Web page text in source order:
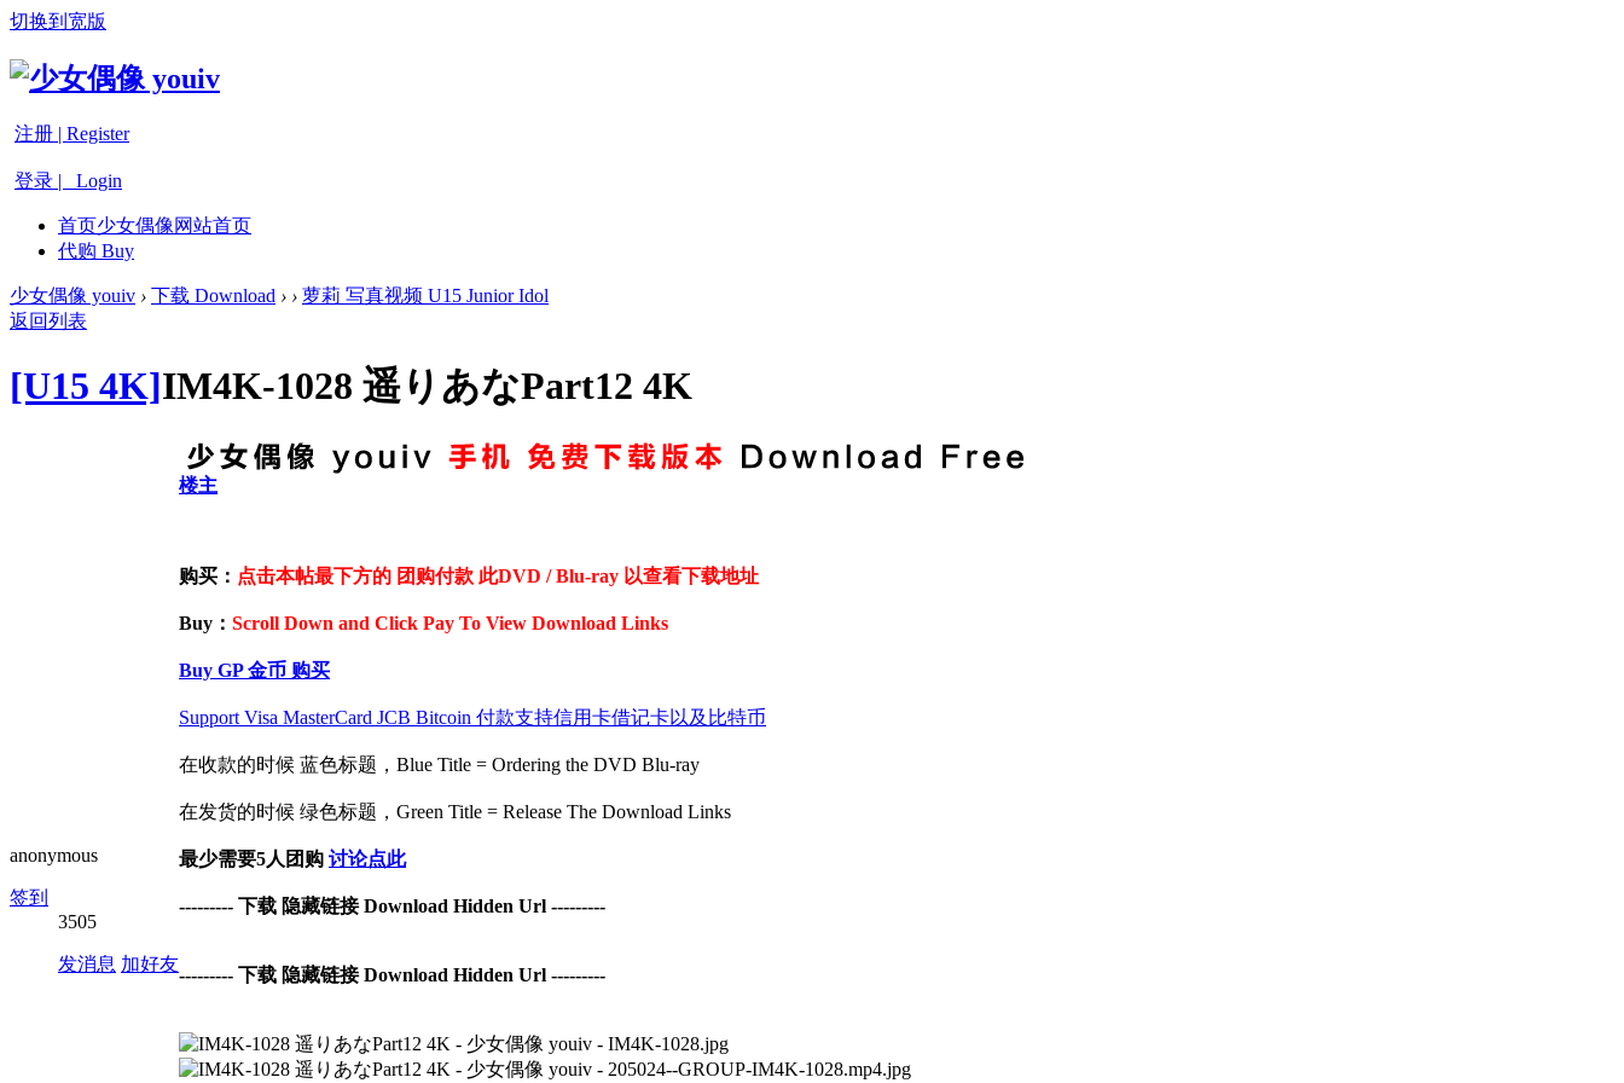
切换到宽版
注册 | Register
登录 | Login
首页少女偶像网站首页
代购 Buy
少女偶像 youiv › 下载 Download › › 萝莉 写真视频 U15 Junior Idol
返回列表
[U15 4K]IM4K-1028 遥りあなPart12 4K
anonymous
签到
3505
发消息 加好友
楼主
购买： 点击本帖最下方的 团购付款 此DVD / Blu-ray 以查看下载地址
Buy： Scroll Down and Click Pay To View Download Links
Buy GP 金币 购买
Support Visa MasterCard JCB Bitcoin 付款支持信用卡借记卡以及比特币
在收款的时候 蓝色标题，Blue Title = Ordering the DVD Blu-ray
在发货的时候 绿色标题，Green Title = Release The Download Links
最少需要5人团购 讨论点此
--------- 下载 隐藏链接 Download Hidden Url ---------
--------- 下载 隐藏链接 Download Hidden Url ---------